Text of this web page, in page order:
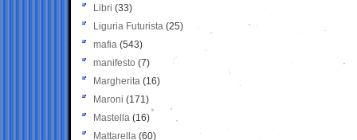
Libri (33)
Liguria Futurista (25)
mafia (543)
manifesto (7)
Margherita (16)
Maroni (171)
Mastella (16)
Mattarella (60)